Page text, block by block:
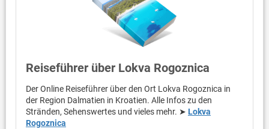
Reiseführer über Lokva Rogoznica
Der Online Reiseführer über den Ort Lokva Rogoznica in
der Region Dalmatien in Kroatien. Alle Infos zu den
Stränden, Sehenswertes und vieles mehr. ➤ Lokva
Rogoznica